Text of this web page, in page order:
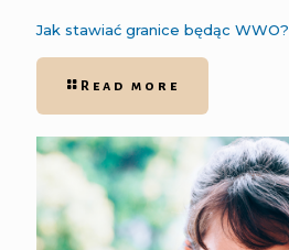
Jak stawiać granice będąc WWO?
Read more